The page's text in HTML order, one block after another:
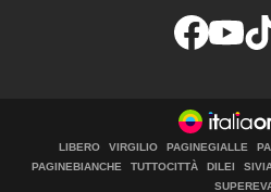
LIBERO VIRGILIO PAGINEGIALLE
PAGINEBIANCHE
TUTTOCITTÀ DILEI